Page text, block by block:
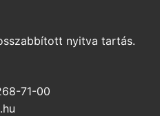
nyitva tartás.
71-00